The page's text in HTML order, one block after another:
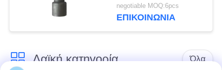
negotiable MOQ:6pcs
ΕΠΙΚΟΙΝΩΝΙΑ
Λαϊκή κατηγορία Όλα